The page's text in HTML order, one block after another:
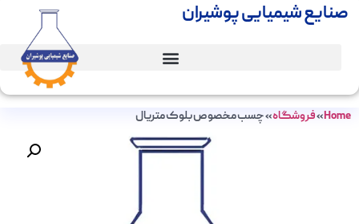
صنایع شیمیایی پوشیران
Home
»فروشگاه»چسب مخصوص بلوک متریال